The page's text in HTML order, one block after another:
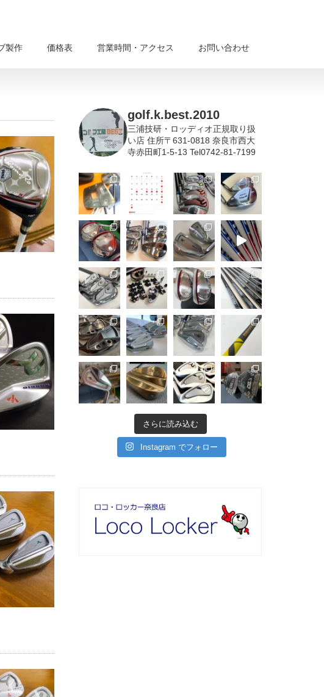
製作 価格表 営業時間・アクセス お問い合わせ
golf.k.best.2010
三浦技研・ロッディオ正規取り扱
い店 住所〒631-0818 奈良市西大
寺赤田町1-5-13 Tel0742-81-7199
さらに読み込む
Instagram でフォロー